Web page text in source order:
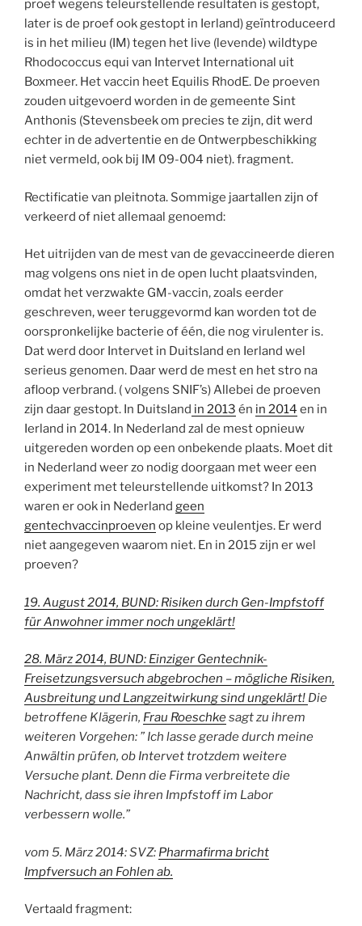
proef wegens teleurstellende resultaten is gestopt,
later is de proef ook gestopt in Ierland) geïntroduceerd
is in het milieu (IM) tegen het live (levende) wildtype
Rhodococcus equi van Intervet International uit
Boxmeer. Het vaccin heet Equilis RhodE. De proeven
zouden uitgevoerd worden in de gemeente Sint
Anthonis (Stevensbeek om precies te zijn, dit werd
echter in de advertentie en de Ontwerpbeschikking
niet vermeld, ook bij IM 09-004 niet). fragment.
Rectificatie van pleitnota. Sommige jaartallen zijn of
verkeerd of niet allemaal genoemd:
Het uitrijden van de mest van de gevaccineerde dieren
mag volgens ons niet in de open lucht plaatsvinden,
omdat het verzwakte GM-vaccin, zoals eerder
geschreven, weer teruggevormd kan worden tot de
oorspronkelijke bacterie of één, die nog virulenter is.
Dat werd door Intervet in Duitsland en Ierland wel
serieus genomen. Daar werd de mest en het stro na
afloop verbrand. ( volgens SNIF’s) Allebei de proeven
zijn daar gestopt. In Duitsland in 2013 én in 2014 en in
Ierland in 2014. In Nederland zal de mest opnieuw
uitgereden worden op een onbekende plaats. Moet dit
in Nederland weer zo nodig doorgaan met weer een
experiment met teleurstellende uitkomst? In 2013
waren er ook in Nederland geen
gentechvaccinproeven op kleine veulentjes. Er werd
niet aangegeven waarom niet. En in 2015 zijn er wel
proeven?
19. August 2014, BUND: Risiken durch Gen-Impfstoff
für Anwohner immer noch ungeklärt!
28. März 2014, BUND: Einziger Gentechnik-
Freisetzungsversuch abgebrochen – mögliche Risiken,
Ausbreitung und Langzeitwirkung sind ungeklärt! Die
betroffene Klägerin, Frau Roeschkesagt zu ihrem
weiteren Vorgehen: ” Ich lasse gerade durch meine
Anwältin prüfen, ob Intervet trotzdem weitere
Versuche plant. Denn die Firma verbreitete die
Nachricht, dass sie ihren Impfstoff im Labor
verbessern wolle.”
vom 5. März 2014: SVZ: Pharmafirma bricht
Impfversuch an Fohlen ab.
Vertaald fragment: